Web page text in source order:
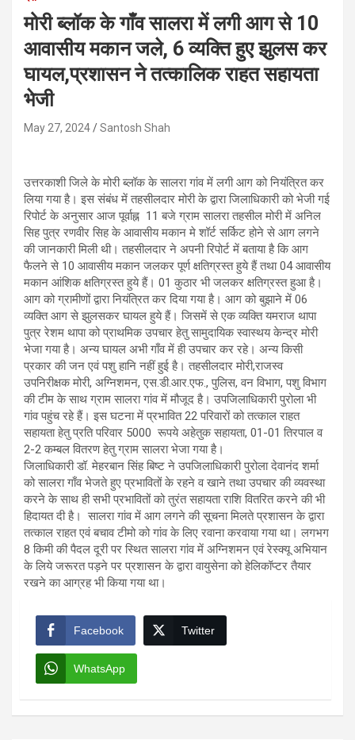
मोरी ब्लॉक के गाँव सालरा में लगी आग से 10
आवासीय मकान जले, 6 व्यक्ति हुए झुलस कर
घायल,प्रशासन ने तत्कालिक राहत सहायता
भेजी
May 27, 2024 Santosh Shah
उत्तरकाशी जिले के मोरी ब्लॉक के सालरा गांव में लगी आग को नियंत्रित कर
लिया गया है। इस संबंध में तहसीलदार मोरी के द्वारा जिलाधिकारी को भेजी गई
रिपोर्ट के अनुसार आज पूर्वाह्न 11 बजे ग्राम सालरा तहसील मोरी में अनिल
सिह पुत्र रणवीर सिह के आवासीय मकान मे शॉर्ट सर्किट होने से आग लगने
की जानकारी मिली थी। तहसीलदार ने अपनी रिपोर्ट में बताया है कि आग
फैलने से 10 आवासीय मकान जलकर पूर्ण क्षतिग्रस्त हुये हैं तथा 04 आवासीय
मकान आंशिक क्षतिग्रस्त हुये हैं। 01 कुठार भी जलकर क्षतिग्रस्त हुआ है।
आग को ग्रामीणों द्वारा नियंत्रित कर दिया गया है। आग को बुझाने में 06
व्यक्ति आग से झुलसकर घायल हुये हैं। जिसमें से एक व्यक्ति यमराज थापा
पुत्र रेशम थापा को प्राथमिक उपचार हेतु सामुदायिक स्वास्थय केन्द्र मोरी
भेजा गया है। अन्य घायल अभी गाँव में ही उपचार कर रहे। अन्य किसी
प्रकार की जन एवं पशु हानि नहीं हुई है। तहसीलदार मोरी,राजस्व
उपनिरीक्षक मोरी, अग्निशमन, एस.डी.आर.एफ., पुलिस, वन विभाग, पशु विभाग
की टीम के साथ ग्राम सालरा गांव में मौजूद है। उपजिलाधिकारी पुरोला भी
गांव पहुंच रहे हैं। इस घटना में प्रभावित 22 परिवारों को तत्काल राहत
सहायता हेतु प्रति परिवार 5000 रूपये अहेतुक सहायता, 01-01 तिरपाल व
2-2 कम्बल वितरण हेतु ग्राम सालरा भेजा गया है।
जिलाधिकारी डॉ. मेहरबान सिंह बिष्ट ने उपजिलाधिकारी पुरोला देवानंद शर्मा
को सालरा गाँव भेजते हुए प्रभावितों के रहने व खाने तथा उपचार की व्यवस्था
करने के साथ ही सभी प्रभावितों को तुरंत सहायता राशि वितरित करने की भी
हिदायत दी है। सालरा गांव में आग लगने की सूचना मिलते प्रशासन के द्वारा
तत्काल राहत एवं बचाव टीमो को गांव के लिए रवाना करवाया गया था। लगभग
8 किमी की पैदल दूरी पर स्थित सालरा गांव में अग्निशमन एवं रेस्क्यू अभियान
के लिये जरूरत पड़ने पर प्रशासन के द्वारा वायुसेना को हेलिकॉप्टर तैयार
रखने का आग्रह भी किया गया था।
Facebook Twitter
WhatsApp